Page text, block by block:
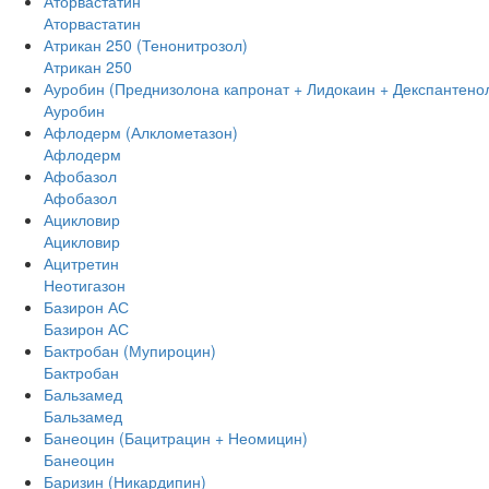
Аторвастатин
Атрикан 250 (Тенонитрозол)
Атрикан 250
Ауробин (Преднизолона капронат + Лидокаин +
Ауробин
Афлодерм (Алклометазон)
Афлодерм
Афобазол
Афобазол
Ацикловир
Ацикловир
Ацитретин
Неотигазон
Базирон АС
Базирон АС
Бактробан (Мупироцин)
Бактробан
Бальзамед
Бальзамед
Банеоцин (Бацитрацин + Неомицин)
Банеоцин
Баризин (Никардипин)